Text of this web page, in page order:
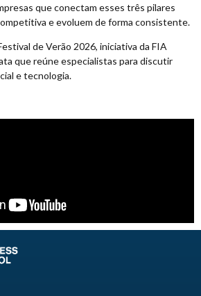
que conectam esses três pilares
e evoluem de forma consistente.
de Verão 2026, iniciativa da FIA
que reúne especialistas para discutir
e tecnologia.